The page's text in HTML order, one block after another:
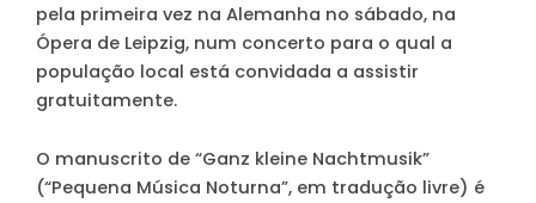
pela primeira vez na Alemanha no sábado, na
Ópera de Leipzig, num concerto para o qual a
população local está convidada a assistir
gratuitamente.
O manuscrito de “Ganz kleine Nachtmusik”
(“Pequena Música Noturna”, em tradução livre) é